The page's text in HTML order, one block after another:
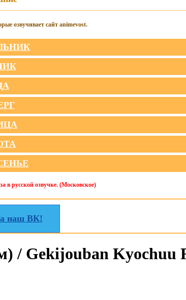
озвучивает сайт animevost.
в русской озвучке. (Московское)
наш ВК!
/ Gekijouban Kyochuu